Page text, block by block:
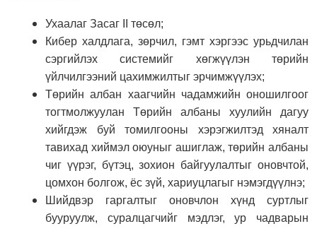
Ухаалаг Засаг II төсөл;
Кибер халдлага, зөрчил, гэмт хэргээс урьдчилан
сэргийлэх системийг хөгжүүлэн төрийн
үйлчилгээний цахимжилтыг эрчимжүүлэх;
Төрийн албан хаагчийн чадамжийн оношилгоог
тогтмолжуулан Төрийн албаны хуулийн дагуу
хийгдэж буй томилгооны хэрэгжилтэд хяналт
тавихад хиймэл оюуныг ашиглаж, төрийн албаны
чиг үүрэг, бүтэц, зохион байгуулалтыг оновчтой,
цомхон болгож, ёс зүй, хариуцлагыг нэмэгдүүлнэ;
Шийдвэр гаргалтыг оновчлон хүнд суртлыг
бууруулж, суралцагчийг мэдлэг, ур чадварын